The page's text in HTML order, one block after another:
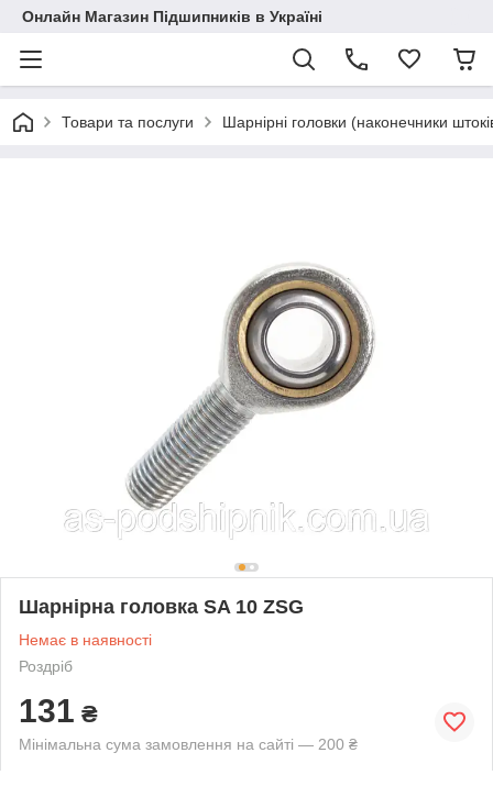
Онлайн Магазин Підшипників в Україні
Товари та послуги Шарнірні головки (наконечники
Шарнірна головка SA 10 ZSG
Немає в наявності
Роздріб
131 ₴
Мінімальна сума замовлення на сайті — 200 ₴